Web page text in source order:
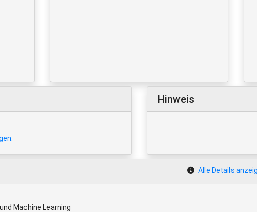
Hinweis
Alle Details
Machine Learning